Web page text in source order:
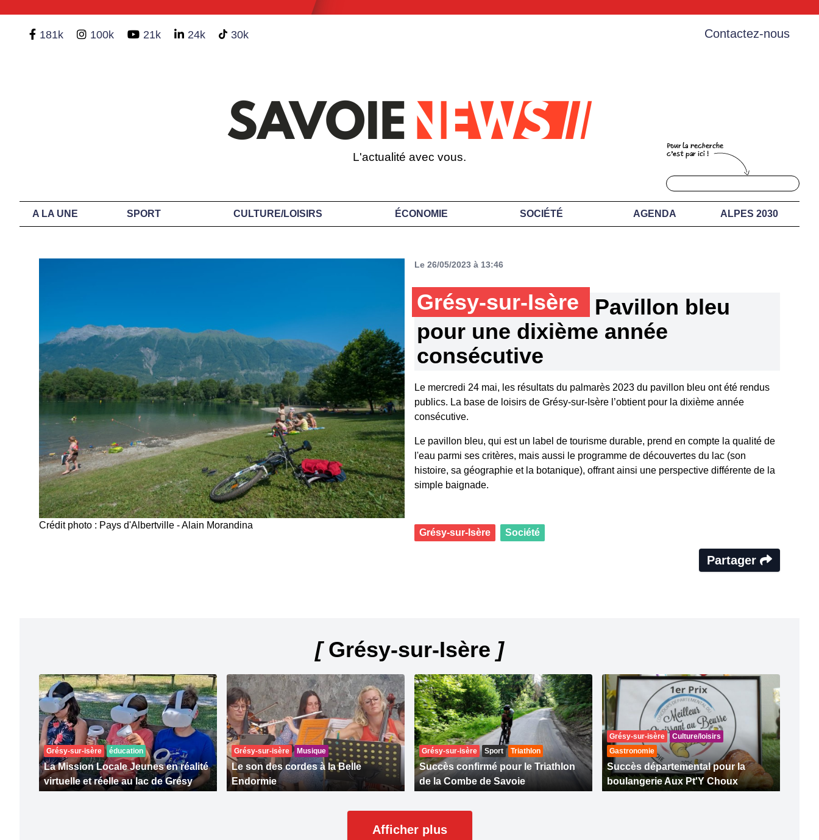
181k 100k 21k 24k 30k Contactez-nous
L'actualité avec vous.
A LA UNE SPORT CULTURE/LOISIRS ÉCONOMIE SOCIÉTÉ AGENDA ALPES 2030
Crédit photo : Pays d'Albertville - Alain Morandina
Le 26/05/2023 à 13:46
Grésy-sur-Isère
Pavillon bleu
pour une dixième année
consécutive
Le mercredi 24 mai, les résultats du palmarès 2023 du pavillon bleu ont été rendus
publics. La base de loisirs de Grésy-sur-Isère l’obtient pour la dixième année
consécutive.
Le pavillon bleu, qui est un label de tourisme durable, prend en compte la qualité de
l'eau parmi ses critères, mais aussi le programme de découvertes du lac (son
histoire, sa géographie et la botanique), offrant ainsi une perspective différente de la
simple baignade.
Grésy-sur-Isère Société
Partager
[Grésy-sur-Isère ]
Grésy-sur-isère éducation
La Mission Locale Jeunes en réalité
virtuelle et réelle au lac de Grésy
Grésy-sur-isère Musique
Le son des cordes à la Belle
Endormie
Grésy-sur-isère Sport Triathlon
Succès confirmé pour le Triathlon
de la Combe de Savoie
Grésy-sur-isère
Culture/loisirs
Gastronomie
Succès départemental pour la
boulangerie Aux Pt'Y Choux
Afficher plus